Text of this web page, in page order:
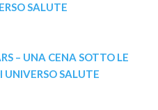
SALUTE
– UNA CENA SOTTO LE
UNIVERSO SALUTE